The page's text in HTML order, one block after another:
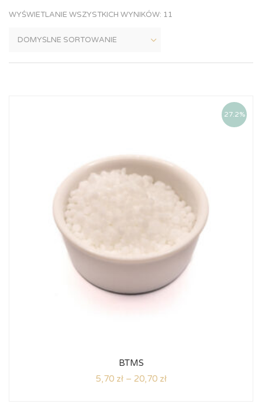
WYŚWIETLANIE WSZYSTKICH WYNIKÓW: 11
27.2%
BTMS
5,70 zł – 20,70 zł